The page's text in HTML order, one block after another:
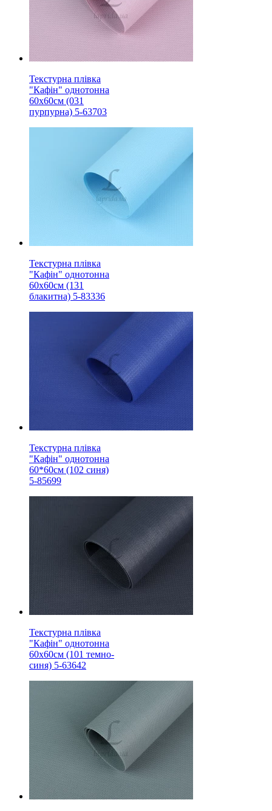
Текстурна плівка
"Кафін" однотонна
60х60см (031
пурпурна) 5-63703
Текстурна плівка
"Кафін" однотонна
60х60см (131
блакитна) 5-83336
Текстурна плівка
"Кафін" однотонна
60*60см (102 синя)
5-85699
Текстурна плівка
"Кафін" однотонна
60х60см (101 темно-
синя) 5-63642